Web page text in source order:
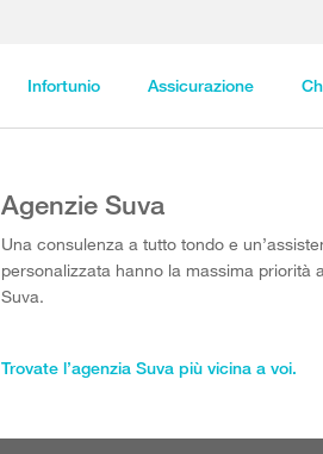
Infortunio Assicurazione
Agenzie Suva
Una consulenza a tutto tondo e
personalizzata hanno la massima priorità
Suva.
Trovate l’agenzia Suva più vicina a voi.